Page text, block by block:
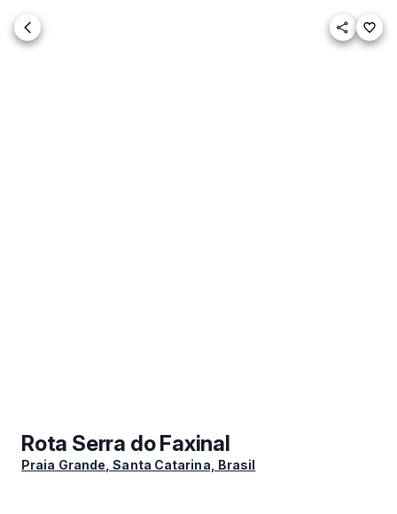
Rota Serra do Faxinal
Praia Grande, Santa Catarina, Brasil